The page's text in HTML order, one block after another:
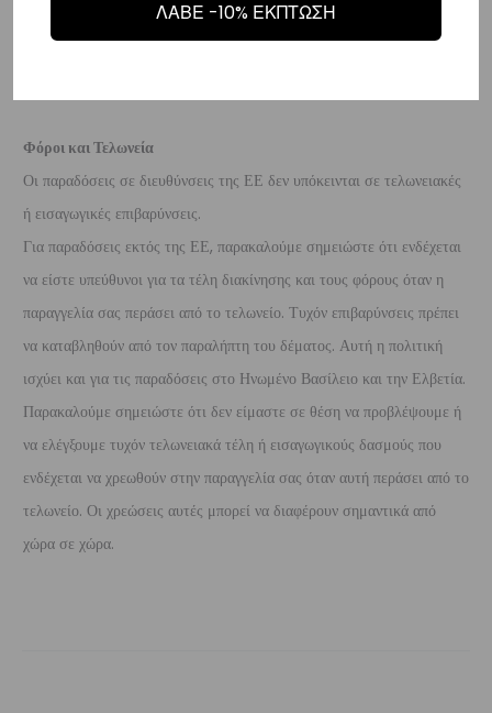
τραπεζικό λογαριασμό (Εθνικής, Alpha, Πειραιώς ή Eurobank) που
Φόροι και Τελωνεία
Οι παραδόσεις σε διευθύνσεις της ΕΕ δεν υπόκεινται σε τελωνειακές
ή εισαγωγικές επιβαρύνσεις.
Για παραδόσεις εκτός της ΕΕ, παρακαλούμε σημειώστε ότι ενδέχεται
να είστε υπεύθυνοι για τα τέλη διακίνησης και τους φόρους όταν η
παραγγελία σας περάσει από το τελωνείο. Τυχόν επιβαρύνσεις πρέπει
να καταβληθούν από τον παραλήπτη του δέματος. Αυτή η πολιτική
ισχύει και για τις παραδόσεις στο Ηνωμένο Βασίλειο και την Ελβετία.
Παρακαλούμε σημειώστε ότι δεν είμαστε σε θέση να προβλέψουμε ή
να ελέγξουμε τυχόν τελωνειακά τέλη ή εισαγωγικούς δασμούς που
ενδέχεται να χρεωθούν στην παραγγελία σας όταν αυτή περάσει από το
τελωνείο. Οι χρεώσεις αυτές μπορεί να διαφέρουν σημαντικά από
χώρα σε χώρα.
ΛΑΒΕ -10% ΕΚΠΤΩΣΗ